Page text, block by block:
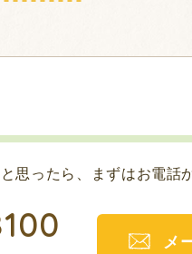
思ったら、まずはお電話
メ